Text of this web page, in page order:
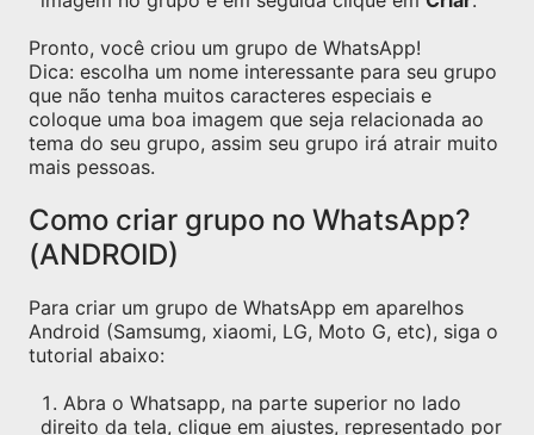
Pronto, você criou um grupo de WhatsApp!
Dica: escolha um nome interessante para seu grupo
que não tenha muitos caracteres especiais e
coloque uma boa imagem que seja relacionada ao
tema do seu grupo, assim seu grupo irá atrair muito
mais pessoas.
Como criar grupo no WhatsApp?
(ANDROID)
Para criar um grupo de WhatsApp em aparelhos
Android (Samsumg, xiaomi, LG, Moto G, etc), siga o
tutorial abaixo:
Abra o Whatsapp, na parte superior no lado
direito da tela, clique em ajustes, representado por